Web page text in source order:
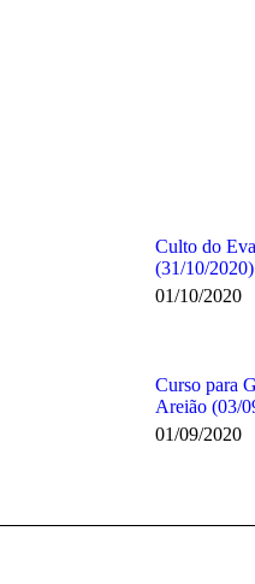
Culto do
(31/10/2020)
01/10/2020
Curso para
Areião (03/
01/09/2020